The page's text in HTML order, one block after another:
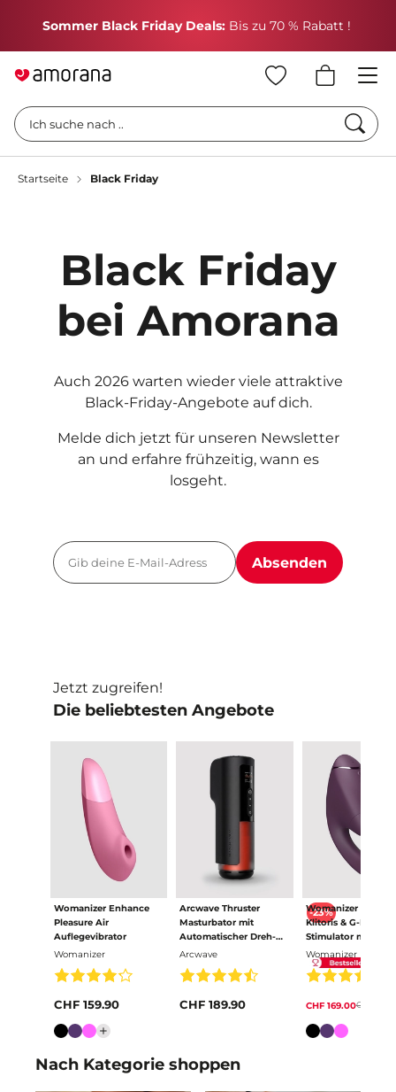
Sommer Black Friday Deals: Bis zu 70 % Rabatt !
Ich suche nach ..
Startseite Black Friday
Black Friday
bei Amorana
Auch 2026 warten wieder viele attraktive
Black-Friday-Angebote auf dich.
Melde dich jetzt für unseren Newsletter
an und erfahre frühzeitig, wann es
losgeht.
Absenden
Jetzt zugreifen!
Die beliebtesten Angebote
Womanizer Enhance
Pleasure Air
Auflegevibrator
Womanizer
CHF 159.90
Farbe
Arcwave Thruster
Masturbator mit
Automatischer Dreh-
und Stossfunktion
Arcwave
CHF 189.90
-23%
Womanizer Next
Klitoris & G-Punkt
Stimulator mit 3D
Pleasure Air
Womanizer
CHF 169.00CHF
Farbe
Nach Kategorie shoppen